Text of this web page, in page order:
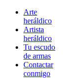
Arte
heráldico
Artista
heráldico
Tu escudo
de armas
Contactar
conmigo